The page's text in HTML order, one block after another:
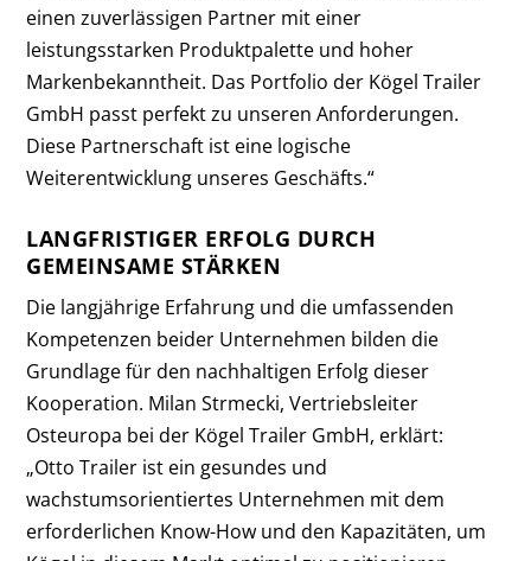
einen zuverlässigen Partner mit einer
leistungsstarken Produktpalette und hoher
Markenbekanntheit. Das Portfolio der Kögel Trailer
GmbH passt perfekt zu unseren Anforderungen.
Diese Partnerschaft ist eine logische
Weiterentwicklung unseres Geschäfts.“
LANGFRISTIGER ERFOLG DURCH
GEMEINSAME STÄRKEN
Die langjährige Erfahrung und die umfassenden
Kompetenzen beider Unternehmen bilden die
Grundlage für den nachhaltigen Erfolg dieser
Kooperation. Milan Strmecki, Vertriebsleiter
Osteuropa bei der Kögel Trailer GmbH, erklärt:
„Otto Trailer ist ein gesundes und
wachstumsorientiertes Unternehmen mit dem
erforderlichen Know-How und den Kapazitäten, um